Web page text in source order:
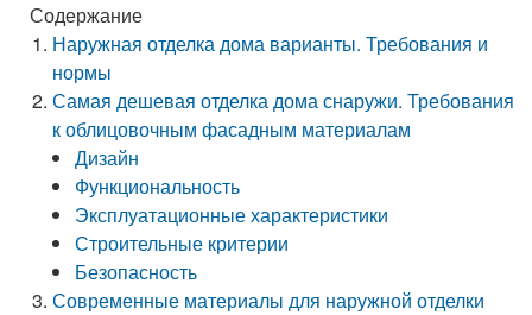
Содержание
Наружная отделка дома варианты. Требования и
нормы
Самая дешевая отделка дома снаружи. Требования
к облицовочным фасадным материалам
Дизайн
Функциональность
Эксплуатационные характеристики
Строительные критерии
Безопасность
Современные материалы для наружной отделки